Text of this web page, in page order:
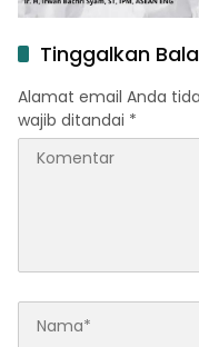
Tinggalkan
Alamat email Anda
wajib ditandai *